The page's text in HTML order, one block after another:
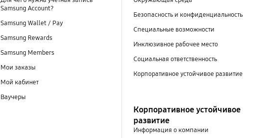
Samsung Account?
Samsung Wallet / Pay
Samsung Rewards
Samsung Members
Мои заказы
Мой кабинет
Ваучеры
Безопасность и конфиденциальность
Специальные возможности
Инклюзивное рабочее место
Социальная ответственность
Корпоративное устойчивое развитие
Корпоративное устойчивое
развитие
Информация о компании